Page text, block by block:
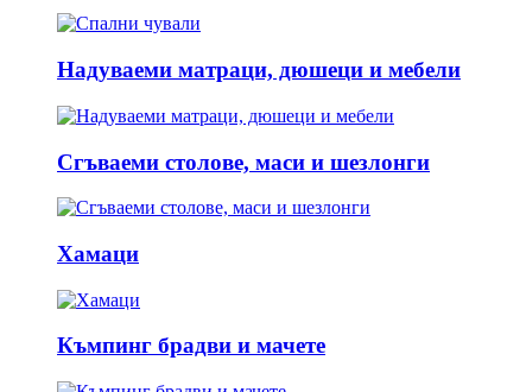
Надуваеми матраци, дюшеци и мебели
Сгъваеми столове, маси и шезлонги
Хамаци
Къмпинг брадви и мачете